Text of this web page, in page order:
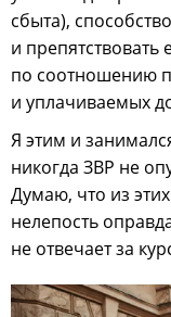
сбыта),
и препятствовать
по соотношению
и уплачиваемых
Я этим и
никогда ЗВР не
Думаю, что из
нелепость
не отвечает за